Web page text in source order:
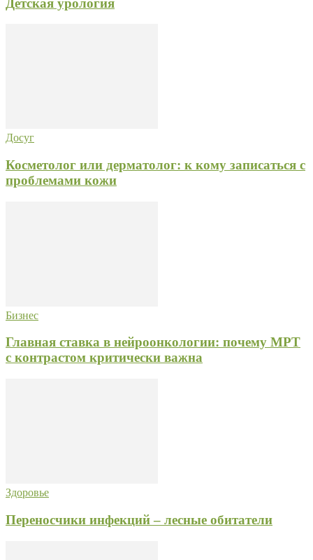
Досуг
Косметолог или дерматолог: к кому записаться с
проблемами кожи
Бизнес
Главная ставка в нейроонкологии: почему МРТ
с контрастом критически важна
Здоровье
Переносчики инфекций – лесные обитатели